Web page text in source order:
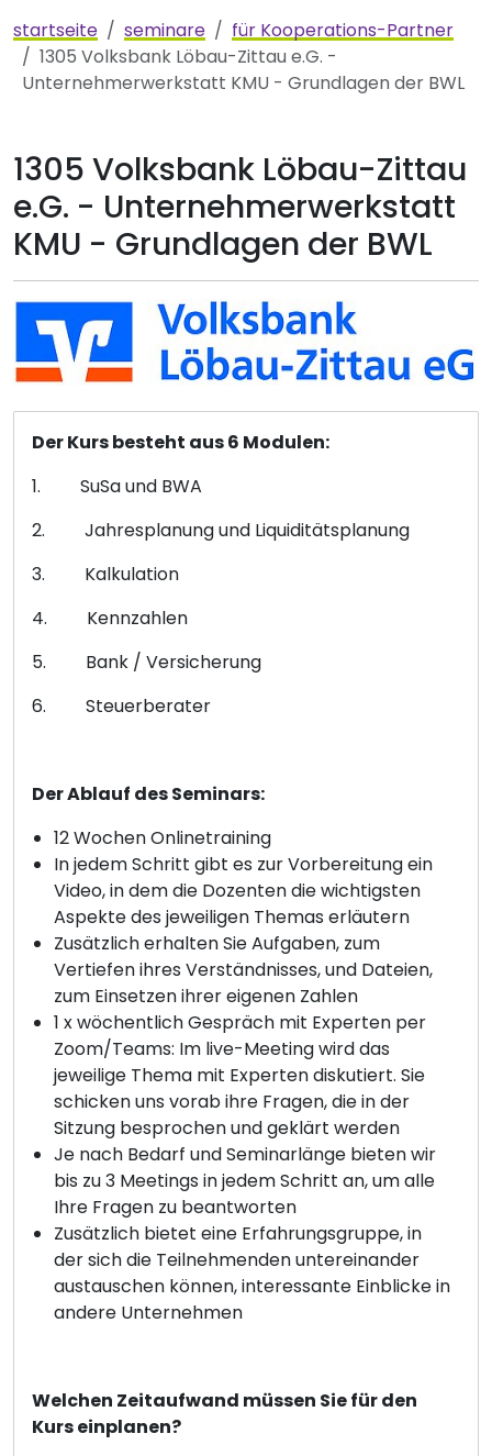
startseite seminare
für Kooperations-Partner
1305 Volksbank Löbau-Zittau e.G. -
Unternehmerwerkstatt KMU - Grundlagen der BWL
1305 Volksbank Löbau-Zittau
e.G. - Unternehmerwerkstatt
KMU - Grundlagen der BWL
Der Kurs besteht aus 6 Modulen:
1. SuSa und BWA
2. Jahresplanung und Liquiditätsplanung
3. Kalkulation
4. Kennzahlen
5. Bank / Versicherung
6. Steuerberater
Der Ablauf des Seminars:
12 Wochen Onlinetraining
In jedem Schritt gibt es zur Vorbereitung ein
Video, in dem die Dozenten die wichtigsten
Aspekte des jeweiligen Themas erläutern
Zusätzlich erhalten Sie Aufgaben, zum
Vertiefen ihres Verständnisses, und Dateien,
zum Einsetzen ihrer eigenen Zahlen
1 x wöchentlich Gespräch mit Experten per
Zoom/Teams: Im live-Meeting wird das
jeweilige Thema mit Experten diskutiert. Sie
schicken uns vorab ihre Fragen, die in der
Sitzung besprochen und geklärt werden
Je nach Bedarf und Seminarlänge bieten wir
bis zu 3 Meetings in jedem Schritt an, um alle
Ihre Fragen zu beantworten
Zusätzlich bietet eine Erfahrungsgruppe, in
der sich die Teilnehmenden untereinander
austauschen können, interessante Einblicke in
andere Unternehmen
Welchen Zeitaufwand müssen Sie für den
Kurs einplanen?